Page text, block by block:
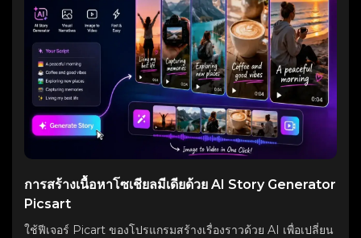
การสร้างเนื้อหาโซเชียลมีเดียด้วย AI Story Generator
Picsart
ใช้ฟีเจอร์ Picart ของโปรแกรมสร้างเรื่องราวด้วย AI เพื่อเปลี่ยน